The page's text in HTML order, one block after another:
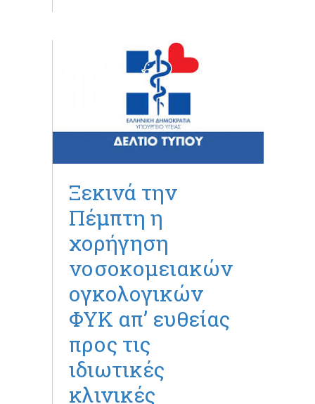
Ξεκινά την
Πέμπτη η
χορήγηση
νοσοκομειακών
ογκολογικών
ΦΥΚ απ’ ευθείας
προς τις
ιδιωτικές
κλινικές